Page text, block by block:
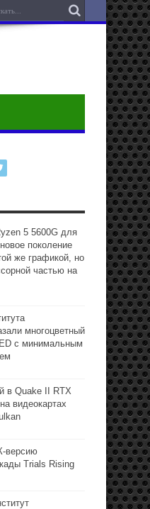
5 5600G для
поколение
же графикой, но
частью на
многоцветный
с минимальным
в Quake II RTX
видеокартах
версию
Trials Rising